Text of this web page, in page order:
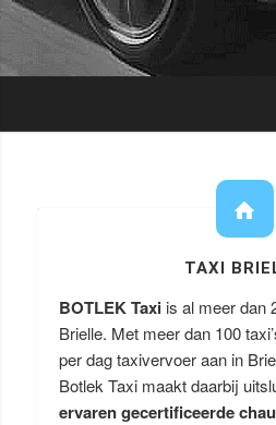
TAXI
BOTLEK Taxi is al meer dan
Brielle. Met meer dan 100
per dag taxivervoer aan in
Botlek Taxi maakt daarbij
ervaren gecertificeerde